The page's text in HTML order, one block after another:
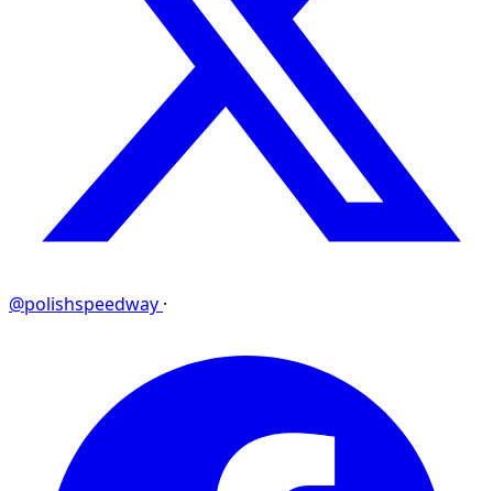
@polishspeedway ·